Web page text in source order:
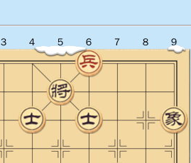
３ ４ ５ ６ ７ ８ ９